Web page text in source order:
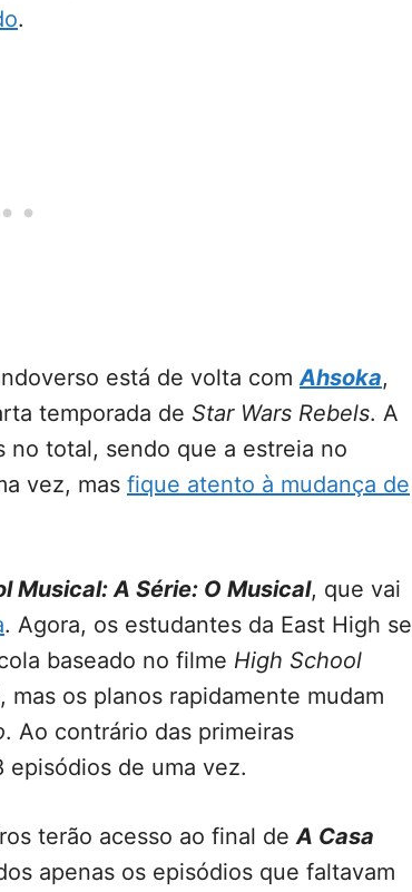
.
está de volta com Ahsoka,
temporada de Star Wars Rebels. A
total, sendo que a estreia no
vez, mas fique atento à mudança de
Musical: A Série: O Musical, que vai
. Agora, os estudantes da East High se
baseado no filme High School
mas os planos rapidamente mudam
. Ao contrário das primeiras
episódios de uma vez.
terão acesso ao final de A Casa
apenas os episódios que faltavam